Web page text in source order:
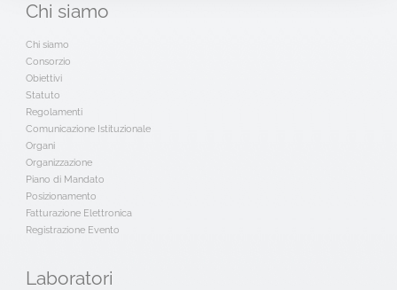
Chi siamo
Chi siamo
Consorzio
Obiettivi
Statuto
Regolamenti
Comunicazione Istituzionale
Organi
Organizzazione
Piano di Mandato
Posizionamento
Fatturazione Elettronica
Registrazione Evento
Laboratori